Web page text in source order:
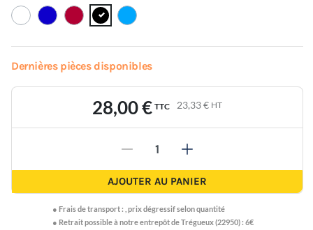
Dernières pièces disponibles
28,00 € TTC 23,33 € HT
- +
AJOUTER AU PANIER
● Frais de transport : prix dégressif selon quantité
● Retrait possible à notre entrepôt de Trégueux (22950) : 6€